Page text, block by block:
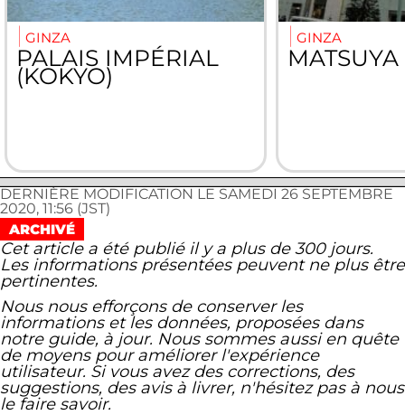
GINZA
PALAIS IMPÉRIAL
(KOKYO)
GINZA
DERNIÈRE MODIFICATION LE SAMEDI 26 SEPTEMBRE
2020, 11:56 (JST)
ARCHIVÉ
Cet article a été publié il y a plus de 300 jours.
Les informations présentées peuvent ne plus être
pertinentes.
Nous nous efforçons de conserver les
informations et les données, proposées dans
notre guide, à jour. Nous sommes aussi en quête
de moyens pour améliorer l'expérience
utilisateur. Si vous avez des corrections, des
suggestions, des avis à livrer, n'hésitez pas à nous
le faire savoir.